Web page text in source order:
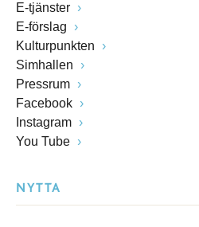
E-tjänster
E-förslag
Kulturpunkten
Simhallen
Pressrum
Facebook
Instagram
You Tube
NYTTA